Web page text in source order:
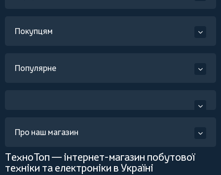
Покупцям
Популярне
Про наш магазин
ТехноТоп — інтернет-магазин побутової
техніки та електроніки в Україні